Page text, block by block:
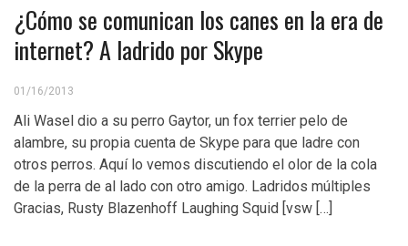
¿Cómo se comunican los canes en la era de
internet? A ladrido por Skype
01/16/2013
Ali Wasel dio a su perro Gaytor, un fox terrier pelo de
alambre, su propia cuenta de Skype para que ladre con
otros perros. Aquí lo vemos discutiendo el olor de la cola
de la perra de al lado con otro amigo. Ladridos múltiples
Gracias, Rusty Blazenhoff Laughing Squid [vsw […]